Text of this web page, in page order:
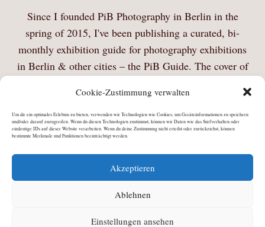
Cookie-Zustimmung verwalten
Um dir ein optimales Erlebnis zu bieten, verwenden wir Technologien wie Cookies, um Geräteinformationen zu speichern
und/oder darauf zuzugreifen. Wenn du diesen Technologien zustimmst, können wir Daten wie das Surfverhalten oder
eindeutige IDs auf dieser Website verarbeiten. Wenn du deine Zustimmung nicht erteilst oder zurückziehst, können
bestimmte Merkmale und Funktionen beeinträchtigt werden.
Akzeptieren
Ablehnen
Einstellungen ansehen
Since I founded PiB Photography in Berlin in the
spring of 2015, I've been publishing a curated, bi-
monthly exhibition guide for photography exhibitions
in Berlin & other cities – the PiB Guide. The cover of
Julia Schiller2026 · All Rights Reserved